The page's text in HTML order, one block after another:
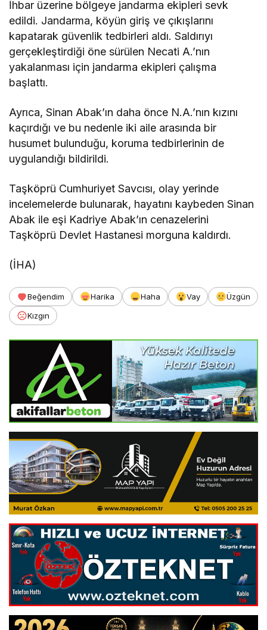
İhbar üzerine bölgeye jandarma ekipleri sevk
edildi. Jandarma, köyün giriş ve çıkışlarını
kapatarak güvenlik tedbirleri aldı. Saldırıyı
gerçekleştirdiği öne sürülen Necati A.’nın
yakalanması için jandarma ekipleri çalışma
başlattı.
Ayrıca, Sinan Abak’ın daha önce N.A.’nın kızını
kaçırdığı ve bu nedenle iki aile arasında bir
husumet bulunduğu, koruma tedbirlerinin de
uygulandığı bildirildi.
Taşköprü Cumhuriyet Savcısı, olay yerinde
incelemelerde bulunarak, hayatını kaybeden Sinan
Abak ile eşi Kadriye Abak’ın cenazelerini
Taşköprü Devlet Hastanesi morguna kaldırdı.
(İHA)
Beğendim Harika Haha Vay
Üzgün
Kızgın